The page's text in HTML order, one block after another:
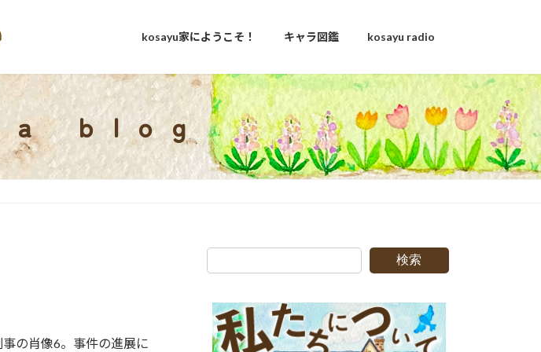
kosayu家にようこそ！ キャラ図鑑 kosayu radio
blog
の肖像6。事件の進展に
検索